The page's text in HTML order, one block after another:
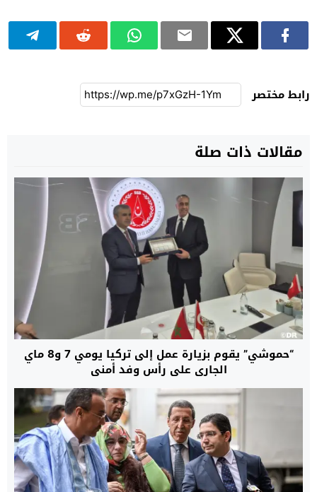
رابط مختصر
مقالات ذات صلة
“حموشي” يقوم بزيارة عمل إلى تركيا يومي 7 و8 ماي
الجاري على رأس وفد أمني